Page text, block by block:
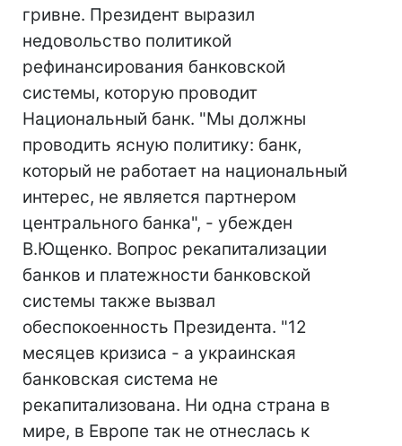
гривне. Президент выразил
недовольство политикой
рефинансирования банковской
системы, которую проводит
Национальный банк. "Мы должны
проводить ясную политику: банк,
который не работает на национальный
интерес, не является партнером
центрального банка", - убежден
В.Ющенко. Вопрос рекапитализации
банков и платежности банковской
системы также вызвал
обеспокоенность Президента. "12
месяцев кризиса - а украинская
банковская система не
рекапитализована. Ни одна страна в
мире, в Европе так не отнеслась к